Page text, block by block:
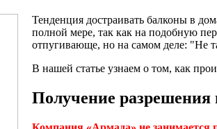
Тенденция достраивать балконы в
полной мере, так как на подобную
отпугивающе, но на самом деле: "Не
В нашей статье узнаем о том, как
Получение разрешения